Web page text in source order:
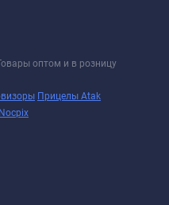
оптом и в розницу
Прицелы Atak
Nocpix